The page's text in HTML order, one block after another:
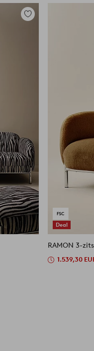
Toevoegen
Deal
RAMON 3-
1.539,30